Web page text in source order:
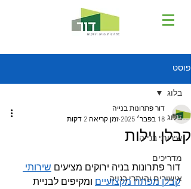
פוסט
בלוג
שירותי בנייה
מדריכים
אישורים והיתרי בנייה
בלוג
קבלן וילות
דור פתרונות בנייה
18 בפבר׳ 2025
זמן קריאה 2 דקות
דור פתרונות בניה ירוקים מציעים שירותי
קבלן מפתח מקצועיים ומקיפים לבניית